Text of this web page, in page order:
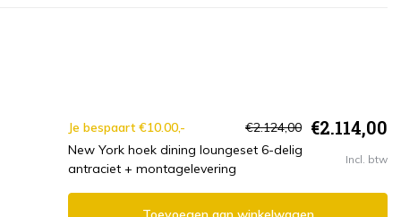
Je bespaart €10.00,- €2.124,00 €2.114,00
New York hoek dining loungeset 6-delig
antraciet + montagelevering
Incl. btw